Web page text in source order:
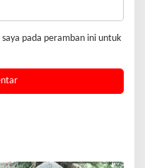
pada peramban ini untuk